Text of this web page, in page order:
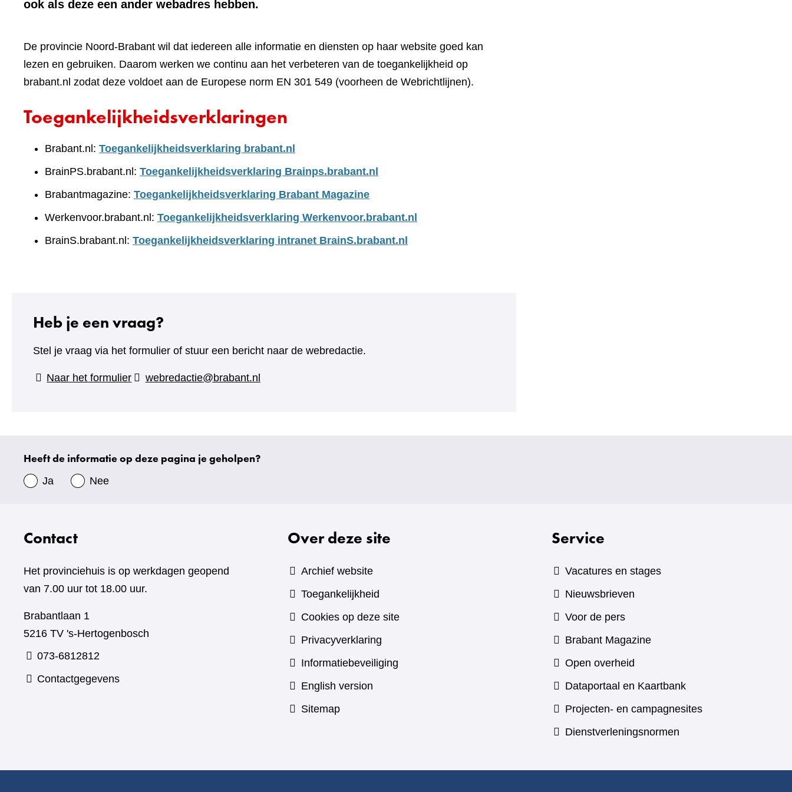
ook als deze een ander webadres hebben.
De provincie Noord-Brabant wil dat iedereen alle informatie en diensten op haar website goed kan
lezen en gebruiken. Daarom werken we continu aan het verbeteren van de toegankelijkheid op
brabant.nl zodat deze voldoet aan de Europese norm EN 301 549 (voorheen de Webrichtlijnen).
Toegankelijkheidsverklaringen
Brabant.nl: Toegankelijkheidsverklaring brabant.nl
BrainPS.brabant.nl: Toegankelijkheidsverklaring Brainps.brabant.nl
Brabantmagazine: Toegankelijkheidsverklaring Brabant Magazine
Werkenvoor.brabant.nl: Toegankelijkheidsverklaring Werkenvoor.brabant.nl
BrainS.brabant.nl: Toegankelijkheidsverklaring intranet BrainS.brabant.nl
Heb je een vraag?
Stel je vraag via het formulier of stuur een bericht naar de webredactie.
Naar het formulier(verwijst
webredactie@brabant.nl
Uw
gegevens
Heeft de informatie op deze pagina je geholpen?
Ja Nee
Contact
Het provinciehuis is op werkdagen geopend
van 7.00 uur tot 18.00 uur.
Brabantlaan 1
5216 TV 's-Hertogenbosch
073-6812812
Contactgegevens
Over deze site
Archief website
Toegankelijkheid
Cookies op deze site
Privacyverklaring
Informatiebeveiliging
English version
Sitemap
Service
Vacatures en stages
Nieuwsbrieven
Voor de pers
Brabant Magazine(verwijst
andere
website)
Open overheid
Dataportaal en Kaartbank(verwijst
naar
Projecten- en campagnesites
Dienstverleningsnormen